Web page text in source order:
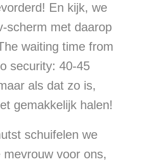
En kijk, we
scherm met daarop
waiting time from
security: 40-45
als dat zo is,
gemakkelijk halen!
schuifelen we
mevrouw voor ons,